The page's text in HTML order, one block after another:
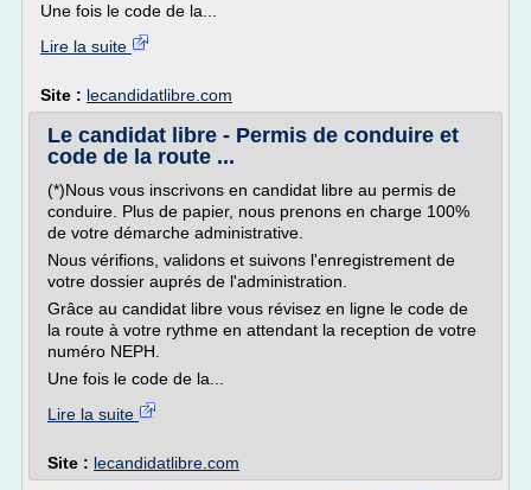
Une fois le code de la...
Lire la suite
Site : lecandidatlibre.com
Le candidat libre - Permis de conduire et
code de la route ...
(*)Nous vous inscrivons en candidat libre au permis de
conduire. Plus de papier, nous prenons en charge 100%
de votre démarche administrative.
Nous vérifions, validons et suivons l'enregistrement de
votre dossier auprés de l'administration.
Grâce au candidat libre vous révisez en ligne le code de
la route à votre rythme en attendant la reception de votre
numéro NEPH.
Une fois le code de la...
Lire la suite
Site : lecandidatlibre.com